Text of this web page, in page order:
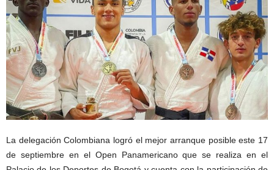
La delegación Colombiana logró el mejor arranque posible este 17
de septiembre en el Open Panamericano que se realiza en el